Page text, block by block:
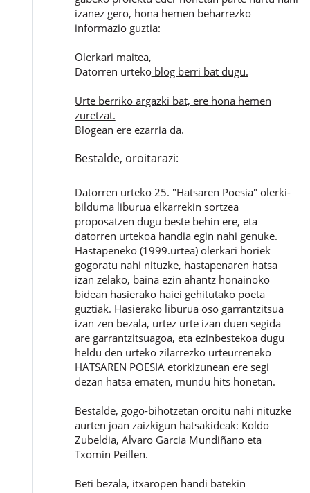
izanez gero, hona hemen beharrezko
informazio guztia:
Olerkari maitea,
Datorren urtekoblog berri bat dugu.
Urte berriko argazki bat, ere hona hemen
zuretzat.
Blogean ere ezarria da.
Bestalde, oroitarazi:
Datorren urteko 25. "Hatsaren Poesia" olerki-
bilduma liburua elkarrekin sortzea
proposatzen dugu beste behin ere, eta
datorren urtekoa handia egin nahi genuke.
Hastapeneko (1999.urtea) olerkari horiek
gogoratu nahi nituzke, hastapenaren hatsa
izan zelako, baina ezin ahantz honainoko
bidean hasierako haiei gehitutako poeta
guztiak. Hasierako liburua oso garrantzitsua
izan zen bezala, urtez urte izan duen segida
are garrantzitsuagoa, eta ezinbestekoa dugu
heldu den urteko zilarrezko urteurreneko
HATSAREN POESIA etorkizunean ere segi
dezan hatsa ematen, mundu hits honetan.
Bestalde, gogo-bihotzetan oroitu nahi nituzke
aurten joan zaizkigun hatsakideak: Koldo
Zubeldia, Alvaro Garcia Mundiñano eta
Txomin Peillen.
Beti bezala, itxaropen handi batekin